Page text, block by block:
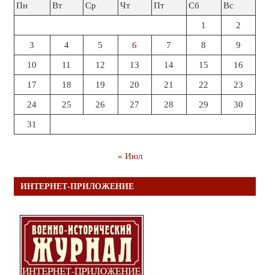
Пн
Вт Ср Чт Пт Сб Вс
1 2
3 4 5 6 7 8 9
10 11 12 13 14 15 16
17 18 19 20 21 22 23
24 25 26 27 28 29 30
31
« Июл
ИНТЕРНЕТ-ПРИЛОЖЕНИЕ